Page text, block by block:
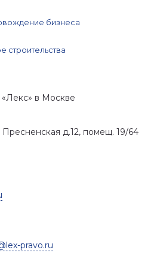
бизнеса
строительства
в Москве
Пресненская д.12, помещ. 19/64
pravo.ru